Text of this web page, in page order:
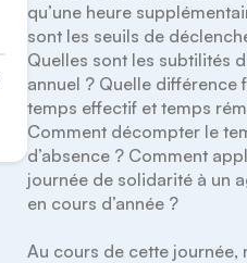
qu’une heure
sont les seuils de
Quelles sont les subtilités
annuel ? Quelle différence
temps effectif et temps
Comment décompter le
d’absence ? Comment
journée de solidarité à un
en cours d’année ?
Au cours de cette journée,